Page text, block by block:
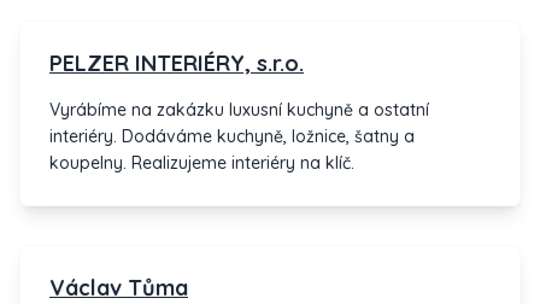
PELZER INTERIÉRY, s.r.o.
Vyrábíme na zakázku luxusní kuchyně a ostatní
interiéry. Dodáváme kuchyně, ložnice, šatny a
koupelny. Realizujeme interiéry na klíč.
Václav Tůma